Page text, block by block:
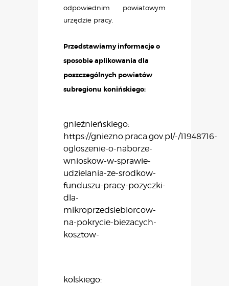
odpowiednim powiatowym
urzędzie pracy.
Przedstawiamy informacje o
sposobie aplikowania dla
poszczególnych powiatów
subregionu konińskiego:
gnieźnieńskiego:
https://gniezno.praca.gov.pl/-/11948716-
ogloszenie-o-naborze-
wnioskow-w-sprawie-
udzielania-ze-srodkow-
funduszu-pracy-pozyczki-
dla-
mikroprzedsiebiorcow-
na-pokrycie-biezacych-
kosztow-
kolskiego: